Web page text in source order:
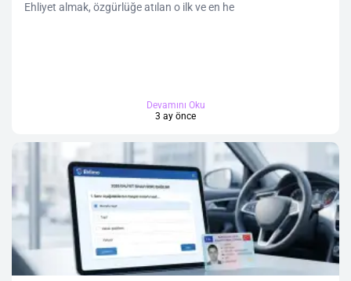
Ehliyet almak, özgürlüğe atılan o ilk ve en he
Devamını Oku
3 ay önce